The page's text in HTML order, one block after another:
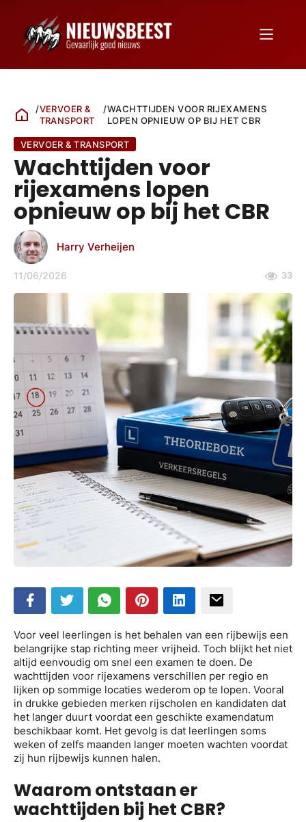
/VERVOER &
TRANSPORT
/WACHTTIJDEN VOOR RIJEXAMENS
LOPEN OPNIEUW OP BIJ HET CBR
VERVOER & TRANSPORT
Wachttijden voor
rijexamens lopen
opnieuw op bij het CBR
Harry Verheijen
11/06/2026 33
Voor veel leerlingen is het behalen van een rijbewijs een
belangrijke stap richting meer vrijheid. Toch blijkt het niet
altijd eenvoudig om snel een examen te doen. De
wachttijden voor rijexamens verschillen per regio en
lijken op sommige locaties wederom op te lopen. Vooral
in drukke gebieden merken rijscholen en kandidaten dat
het langer duurt voordat een geschikte examendatum
beschikbaar komt. Het gevolg is dat leerlingen soms
weken of zelfs maanden langer moeten wachten voordat
zij hun rijbewijs kunnen halen.
Waarom ontstaan er
wachttijden bij het CBR?